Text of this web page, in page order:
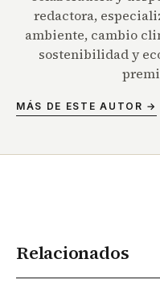
redactora,
ambiente, cambio
sostenibilidad y
MÁS DE ESTE AUTOR →
Relacionados